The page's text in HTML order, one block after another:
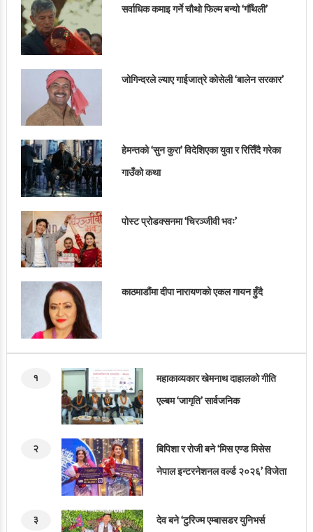
सर्वाधिक कमाइ गर्ने चौथो फिल्म बन्यो ‘गौँथली’
जोगिन्दरले ल्याए गाईजात्रे कोसेली ‘बालेन सरकार’
हेमन्तको ‘सुन कुरा’ विदेशिएका युवा र रित्तिँदै गरेका
गाउँको कथा
पोस्ट प्रोडक्सनमा ‘चिरञ्जीवी भवः’
काठमाडौंमा दीपा नारायणको एकल गायन हुँदै
१
महाकाव्यकार खेमनाथ दाहालको गीति
एल्बम ‘जागृति’ सार्वजनिक
२
बिपिशा र रोजी बने ‘मिस एण्ड मिसेस
नेपाल इन्टरनेशनल वर्ल्ड २०२६’ विजेता
३
देव बने ‘टुरिज्म एम्बासडर युनिभर्स